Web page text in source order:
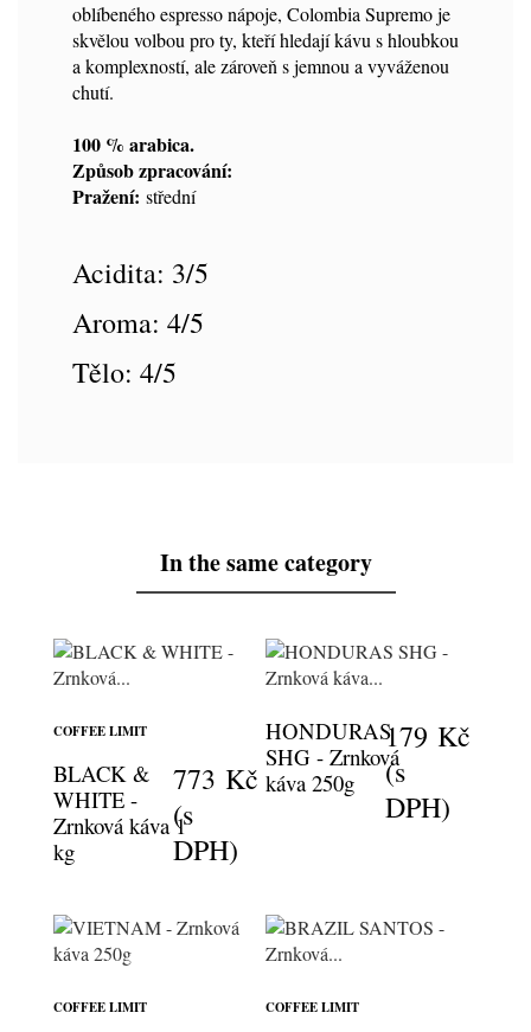
oblíbeného espresso nápoje, Colombia Supremo je
skvělou volbou pro ty, kteří hledají kávu s hloubkou
a komplexností, ale zároveň s jemnou a vyváženou
chutí.
100 % arabica.
Způsob zpracování:
Pražení: střední
Acidita: 3/5
Aroma: 4/5
Tělo: 4/5
In the same category
COFFEE LIMIT
BLACK &
WHITE -
Zrnková káva 1
kg
773 Kč
(s
DPH)
HONDURAS
SHG - Zrnková
káva 250g
179 Kč
(s
DPH)
COFFEE LIMIT COFFEE LIMIT